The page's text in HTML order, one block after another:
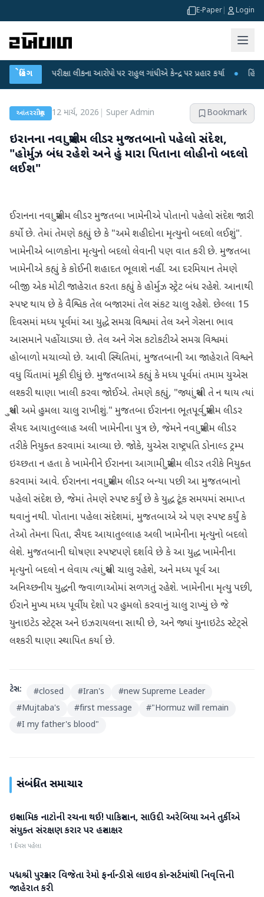
E-Paper Login
બ્રેકિંગ
પરીક્ષા લીકના આરોપો પર રાહુલ ગાંધીએ કેન્દ્ર પર પ્રહાર કર્યા ● હિંમતનગરમાં
આંતરરાષ્ટ્રીય 12 માર્ચ, 2026 Super Admin Bookmark
ઇરાનના નવા સુપ્રીમ લીડર મુજતબાનો પહેલો સંદેશ,
"હોર્મુઝ બંધ રહેશે અને હું મારા પિતાના લોહીનો બદલો
લઈશ"
ઈરાનના નવા સુપ્રીમ લીડર મુજતબા ખામેનીએ પોતાનો પહેલો સંદેશ જારી
કર્યો છે. તેમાં તેમણે કહ્યું છે કે "અમે શહીદોના મૃત્યુનો બદલો લઈશું".
ખામેનીએ બાળકોના મૃત્યુનો બદલો લેવાની પણ વાત કરી છે. મુજતબા
ખામેનીએ કહ્યું કે કોઈની શહાદત ભૂલાશે નહીં. આ દરમિયાન તેમણે
બીજી એક મોટી જાહેરાત કરતા કહ્યું કે હોર્મુઝ સ્ટ્રેટ બંધ રહેશે. આનાથી
સ્પષ્ટ થાય છે કે વૈશ્વિક તેલ બજારમાં તેલ સંકટ ચાલુ રહેશે. છેલ્લા 15
દિવસમાં મધ્ય પૂર્વમાં આ યુદ્ધે સમગ્ર વિશ્વમાં તેલ અને ગેસના ભાવ
આસમાને પહોંચાડ્યા છે. તેલ અને ગેસ કટોકટીએ સમગ્ર વિશ્વમાં
હોબાળો મચાવ્યો છે. આવી સ્થિતિમાં, મુજતબાની આ જાહેરાતે વિશ્વને
વધુ ચિંતામાં મૂકી દીધું છે. મુજતબાએ કહ્યું કે મધ્ય પૂર્વમાં તમામ યુએસ
લશ્કરી થાણા ખાલી કરવા જોઈએ. તેમણે કહ્યું, "જ્યાં સુધી તે ન થાય ત્યાં
સુધી અમે હુમલા ચાલુ રાખીશું." મુજતબા ઈરાનના ભૂતપૂર્વ સુપ્રીમ લીડર
સૈયદ આયાતુલ્લાહ અલી ખામેનીના પુત્ર છે, જેમને નવા સુપ્રીમ લીડર
તરીકે નિયુક્ત કરવામાં આવ્યા છે. જોકે, યુએસ રાષ્ટ્રપતિ ડોનાલ્ડ ટ્રમ્પ
ઇચ્છતા ન હતા કે ખામેનીને ઈરાનના આગામી સુપ્રીમ લીડર તરીકે નિયુક્ત
કરવામાં આવે. ઈરાનના નવા સુપ્રીમ લીડર બન્યા પછી આ મુજતબાનો
પહેલો સંદેશ છે, જેમાં તેમણે સ્પષ્ટ કર્યું છે કે યુદ્ધ ટૂંક સમયમાં સમાપ્ત
થવાનું નથી. પોતાના પહેલા સંદેશમાં, મુજતબાએ એ પણ સ્પષ્ટ કર્યું કે
તેઓ તેમના પિતા, સૈયદ આયાતુલ્લાહ અલી ખામેનીના મૃત્યુનો બદલો
લેશે. મુજતબાની ઘોષણા સ્પષ્ટપણે દર્શાવે છે કે આ યુદ્ધ ખામેનીના
મૃત્યુનો બદલો ન લેવાય ત્યાં સુધી ચાલુ રહેશે, અને મધ્ય પૂર્વ આ
અનિચ્છનીય યુદ્ધની જ્વાળાઓમાં સળગતું રહેશે. ખામેનીના મૃત્યુ પછી,
ઈરાને મુખ્ય મધ્ય પૂર્વીય દેશો પર હુમલો કરવાનું ચાલુ રાખ્યું છે જે
યુનાઇટેડ સ્ટેટ્સ અને ઇઝરાયલના સાથી છે, અને જ્યાં યુનાઇટેડ સ્ટેટ્સે
લશ્કરી થાણા સ્થાપિત કર્યા છે.
ટેગ્સ: #closed #Iran's #new Supreme Leader
#Mujtaba's #first message #"Hormuz will remain
#I my father's blood"
સંબંધિત સમાચાર
આંતરરાષ્ટ્રીય
ઇસ્લામિક નાટોની રચના થઈ! પાકિસ્તાન, સાઉદી અરેબિયા અને તુર્કીએ
સંયુક્ત સંરક્ષણ કરાર પર હસ્તાક્ષર
1 દિવસ પહેલા
આંતરરાષ્ટ્રીય
પદ્મશ્રી પુરસ્કાર વિજેતા રેમો ફર્નાન્ડીસે લાઇવ કોન્સર્ટમાંથી નિવૃત્તિની
જાહેરાત કરી